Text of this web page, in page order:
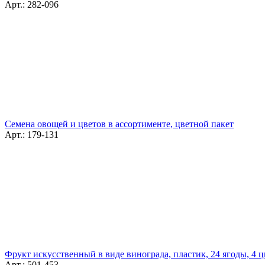
Арт.: 282-096
Семена овощей и цветов в ассортименте, цветной пакет
Арт.: 179-131
Фрукт искусственный в виде винограда, пластик, 24 ягоды, 4